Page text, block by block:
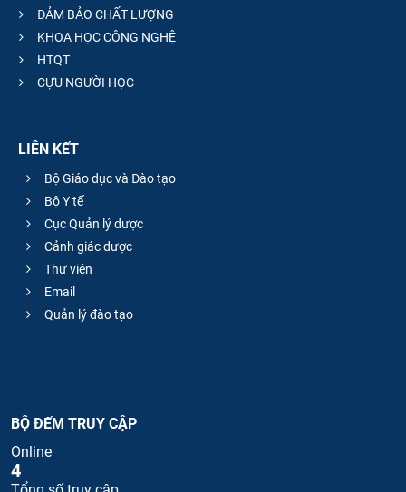
ĐẢM BẢO CHẤT LƯỢNG
KHOA HỌC CÔNG NGHỆ
HTQT
CỰU NGƯỜI HỌC
LIÊN KẾT
Bộ Giáo dục và Đào tạo
Bộ Y tế
Cục Quản lý dược
Cảnh giác dược
Thư viện
Email
Quản lý đào tạo
BỘ ĐẾM TRUY CẬP
Online
4